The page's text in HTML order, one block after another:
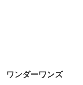
ワンダーワンズ